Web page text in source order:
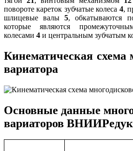
повороте кареток зубчатые колеса 4,
шлицевые валы5, обкатываются
которые являются
колесами 4 и центральным зубчатым
Кинематическая схема
вариатора
Основные данные
вариаторов